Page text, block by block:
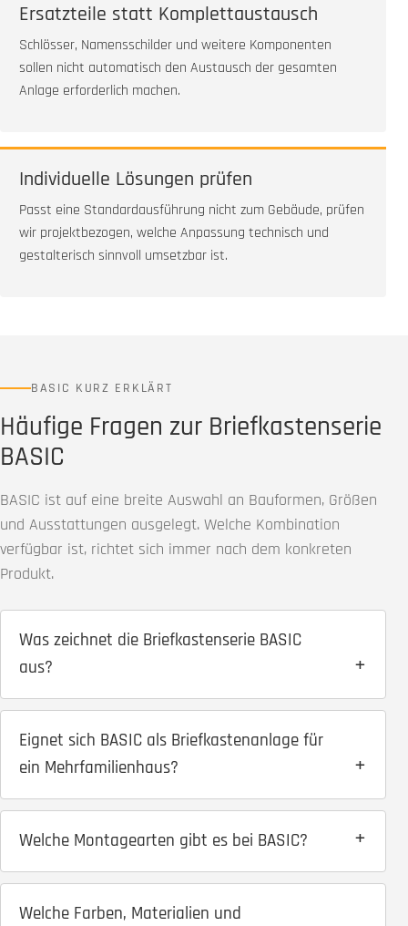
Ersatzteile statt Komplettaustausch
Schlösser, Namensschilder und weitere Komponenten
sollen nicht automatisch den Austausch der gesamten
Anlage erforderlich machen.
Individuelle Lösungen prüfen
Passt eine Standardausführung nicht zum Gebäude, prüfen
wir projektbezogen, welche Anpassung technisch und
gestalterisch sinnvoll umsetzbar ist.
BASIC KURZ ERKLÄRT
Häufige Fragen zur Briefkastenserie
BASIC
BASIC ist auf eine breite Auswahl an Bauformen, Größen
und Ausstattungen ausgelegt. Welche Kombination
verfügbar ist, richtet sich immer nach dem konkreten
Produkt.
Was zeichnet die Briefkastenserie BASIC
aus?
Eignet sich BASIC als Briefkastenanlage für
ein Mehrfamilienhaus?
Welche Montagearten gibt es bei BASIC?
Welche Farben, Materialien und